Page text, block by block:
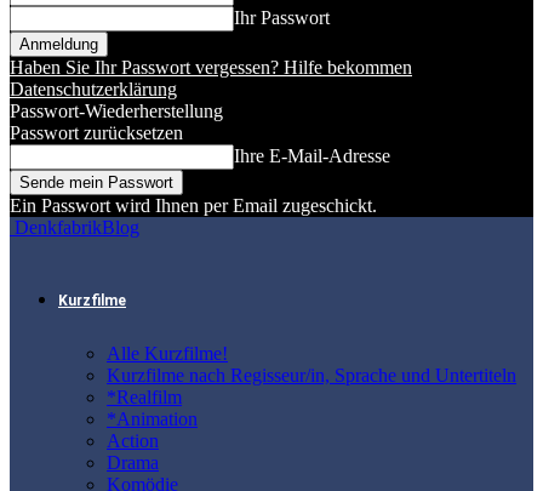
Ihr Passwort
Haben Sie Ihr Passwort vergessen? Hilfe bekommen
Datenschutzerklärung
Passwort-Wiederherstellung
Passwort zurücksetzen
Ihre E-Mail-Adresse
Ein Passwort wird Ihnen per Email zugeschickt.
DenkfabrikBlog
Kurzfilme
Alle Kurzfilme!
Kurzfilme nach Regisseur/in, Sprache und Untertiteln
*Realfilm
*Animation
Action
Drama
Komödie